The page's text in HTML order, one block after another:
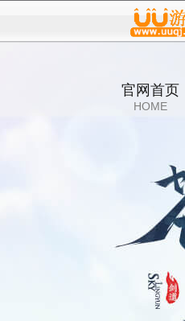
官网首页
HOME